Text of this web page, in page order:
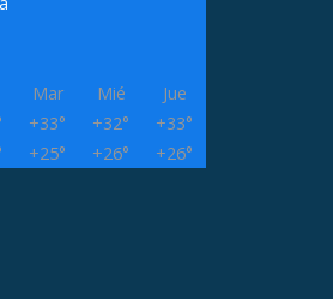
Mar Mié
Jue
+33° +32° +33°
+25° +26° +26°